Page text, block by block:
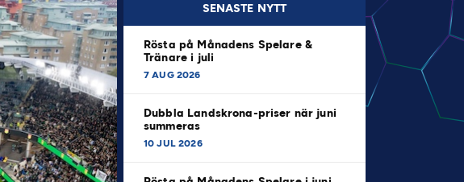
SENASTE NYTT
Rösta på Månadens Spelare &
Tränare i juli
7 AUG 2026
Dubbla Landskrona-priser när juni
summeras
10 JUL 2026